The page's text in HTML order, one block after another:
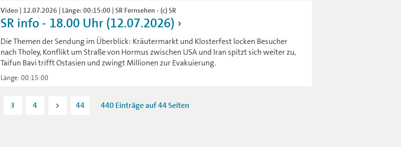
Video | 12.07.2026 | Länge: 00:15:00 | SR Fernsehen - (c) SR
SR info - 18.00 Uhr (12.07.2026)
Die Themen der Sendung im Überblick: Kräutermarkt und Klosterfest locken Besucher
nach Tholey, Konflikt um Straße von Hormus zwischen USA und Iran spitzt sich weiter zu,
Taifun Bavi trifft Ostasien und zwingt Millionen zur Evakuierung.
Länge: 00:15:00
3 4 > 44 440 Einträge auf 44 Seiten